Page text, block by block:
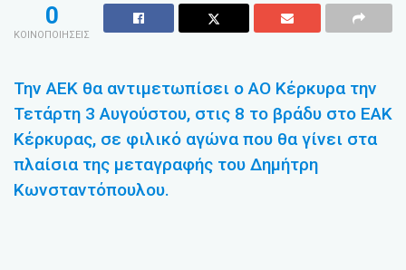
0
ΚΟΙΝΟΠΟΙΗΣΕΙΣ
Την ΑΕΚ θα αντιμετωπίσει ο ΑΟ Κέρκυρα την
Τετάρτη 3 Αυγούστου, στις 8 το βράδυ στο ΕΑΚ
Κέρκυρας, σε φιλικό αγώνα που θα γίνει στα
πλαίσια της μεταγραφής του Δημήτρη
Κωνσταντόπουλου.